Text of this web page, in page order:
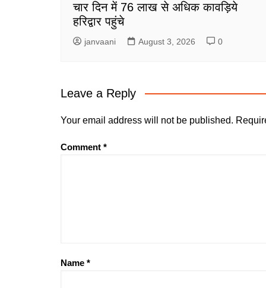
चार दिन में 76 लाख से अधिक कावड़िये
हरिद्वार पहुंचे
janvaani August 3, 2026 0
Leave a Reply
Your email address will not be published.
Comment *
Name *